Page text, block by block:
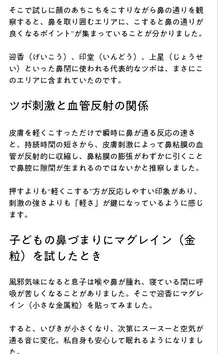
そこで試しに顔のあちこちをこすりながら鼻の通りを観
察すると、鼻を取り囲むエリアに、こすると鼻の通りが
良くなるポイント”が集まっていることが分かりました。
迎香（げいこう）、印堂（いんどう）、上星（じょうせ
い）といった鼻閉に使われる代表的なツボは、まさにこ
のエリアに含まれていたのです。
ツボ刺激と血管反射の関係
皮膚を軽くこすっただけで瞬時に鼻が通る反応の速さ
と、持続時間の短さから、皮膚刺激によって鼻粘膜の血
管が反射的に収縮し、鼻粘膜の膨張がわずかに引くこと
で鼻腔に隙間が生まれるのではないかと推察しました。
押すよりも“軽くこする”方が反応しやすい印象があり、
刺激の強さよりも「軽さ」が鍵になっているように感じ
ます。
子どもの鼻づまりにマグレイン（金
粒）を試したとき
風邪気味になると息子は喉や鼻が腫れ、寝ている間に呼
吸が苦しくなることがありました。そこで迎香にマグレ
イン（小さな金属粒）を貼ってみました。
すると、いびきが小さくなり、次第にスースーと空気が
通る音に変化。私自身も安心して眠れるようになりまし
た。